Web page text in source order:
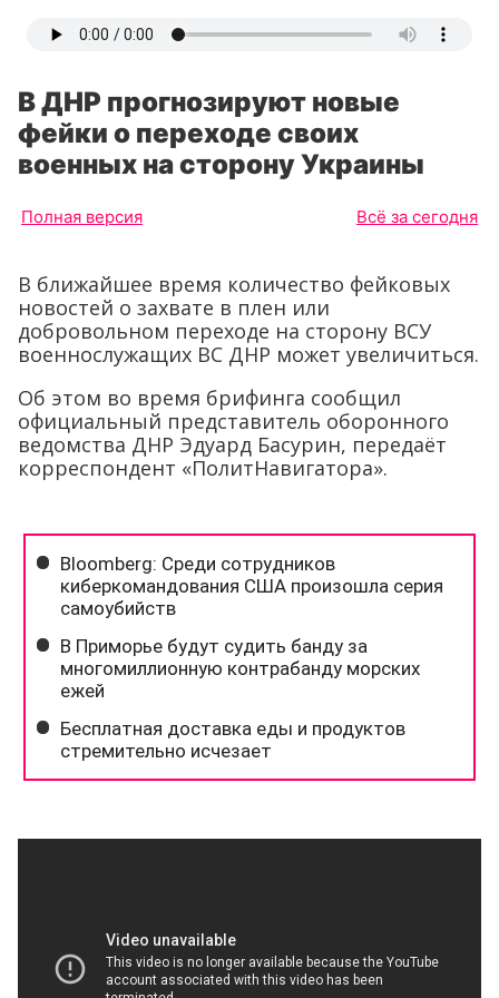
В ДНР прогнозируют новые
фейки о переходе своих
военных на сторону Украины
Полная версия Всё за сегодня
В ближайшее время количество фейковых
новостей о захвате в плен или
добровольном переходе на сторону ВСУ
военнослужащих ВС ДНР может увеличиться.
Об этом во время брифинга сообщил
официальный представитель оборонного
ведомства ДНР Эдуард Басурин, передаёт
корреспондент «ПолитНавигатора».